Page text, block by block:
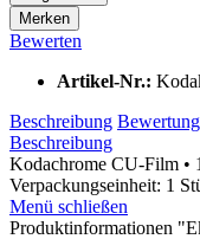
Merken
Bewerten
Artikel-Nr.:
Beschreibung
Beschreibung
Kodachrome CU-Film •
Verpackungseinheit: 1
Menü schließen
Produktinformationen